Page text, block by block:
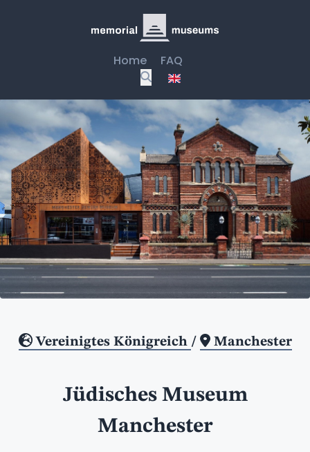
Home FAQ
Vereinigtes Königreich / Manchester
Jüdisches Museum
Manchester